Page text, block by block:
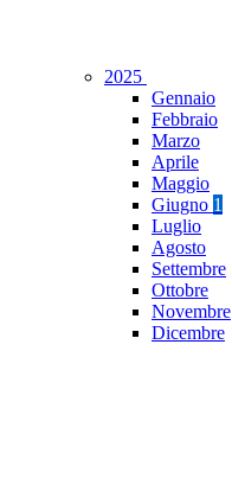
2025
Gennaio
Febbraio
Marzo
Aprile
Maggio
Giugno 1
Luglio
Agosto
Settembre
Ottobre
Novembre
Dicembre